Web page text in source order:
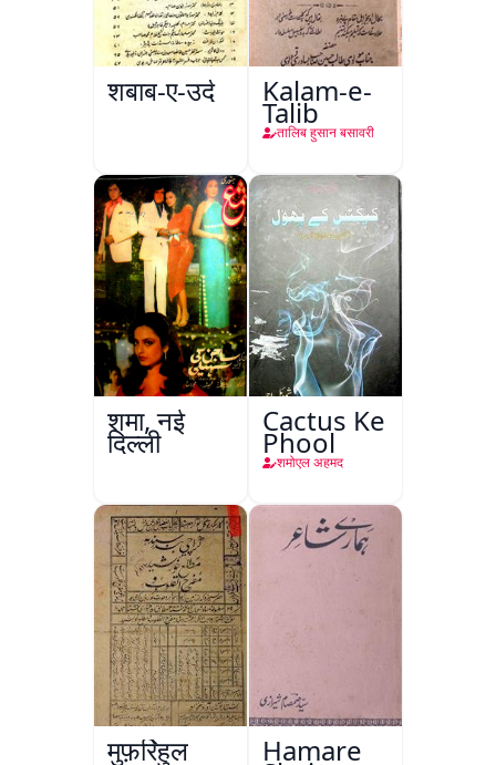
शबाब-ए-उर्दू Kalam-e-
Talib
तालिब हुसान बसावरी
शमा, नई
दिल्ली
Cactus Ke
Phool
शमोएल अहमद
मुफ़र्रिहुल Hamare